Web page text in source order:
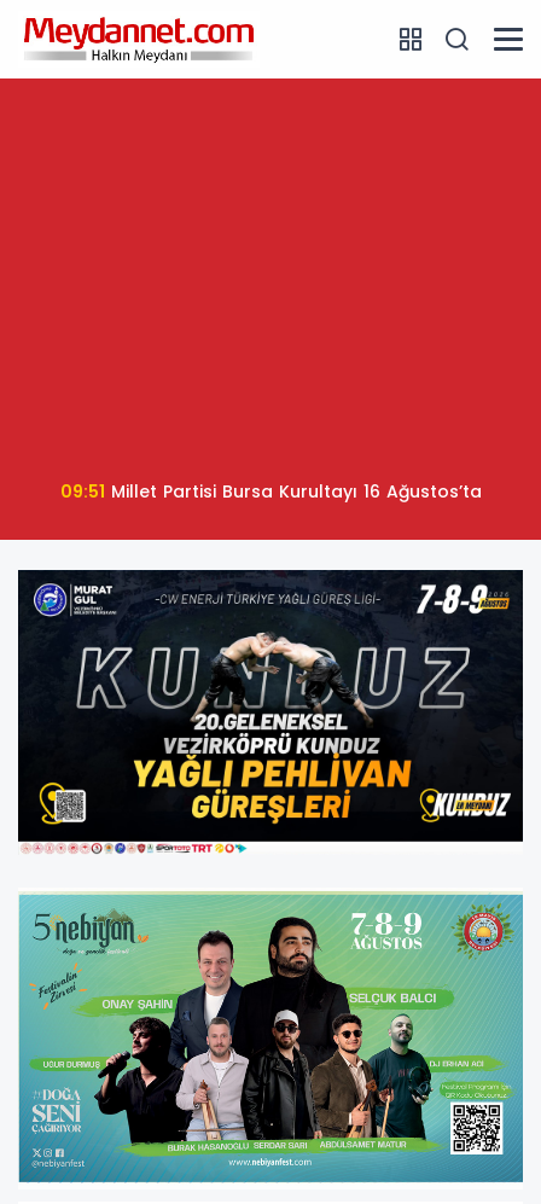
09:51 Millet Partisi Bursa Kurultayı 16 Ağustos’ta